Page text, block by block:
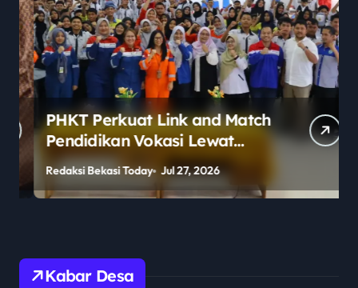
PHKT Perkuat Link and Match
Pendidikan Vokasi Lewat
Program Guru Tamu di SMKN
2 Penajam Paser Utara
Redaksi Bekasi Today Jul 27, 2026
Kabar Desa